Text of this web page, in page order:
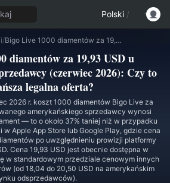
Polski /
/ Bigo Live 1000 diamentów za 19,93 USD u amerykańskiego sprzedawcy (czerwiec 2026): Czy to najtańsza legalna oferta?
diamentów za 19,93 USD u
(czerwiec 2026): Czy to
legalna oferta?
2026 r. koszt 1000 diamentów Bigo Live za
amerykańskiego sprzedawcy wynosi
— to o około 37% taniej niż w przypadku
Apple App Store lub Google Play, gdzie cena
po uwzględnieniu prowizji platformy
Cena 19,93 USD jest obecnie dostępna w
w standardowym przedziale cenowym innych
(od 18,04 do 20,50 USD na amerykańskim
odsprzedawców).